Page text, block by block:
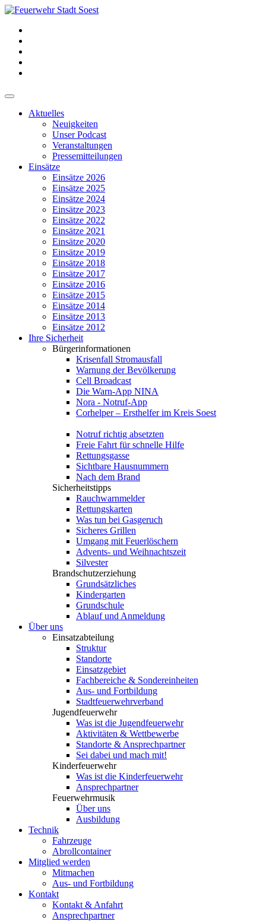
Aktuelles
Neuigkeiten
Unser Podcast
Veranstaltungen
Pressemitteilungen
Einsätze
Einsätze 2026
Einsätze 2025
Einsätze 2024
Einsätze 2023
Einsätze 2022
Einsätze 2021
Einsätze 2020
Einsätze 2019
Einsätze 2018
Einsätze 2017
Einsätze 2016
Einsätze 2015
Einsätze 2014
Einsätze 2013
Einsätze 2012
Ihre Sicherheit
Bürgerinformationen
Krisenfall Stromausfall
Warnung der Bevölkerung
Cell Broadcast
Die Warn-App NINA
Nora - Notruf-App
Corhelper – Ersthelfer im Kreis Soest
Notruf richtig absetzten
Freie Fahrt für schnelle Hilfe
Rettungsgasse
Sichtbare Hausnummern
Nach dem Brand
Sicherheitstipps
Rauchwarnmelder
Rettungskarten
Was tun bei Gasgeruch
Sicheres Grillen
Umgang mit Feuerlöschern
Advents- und Weihnachtszeit
Silvester
Brandschutzerziehung
Grundsätzliches
Kindergarten
Grundschule
Ablauf und Anmeldung
Über uns
Einsatzabteilung
Struktur
Standorte
Einsatzgebiet
Fachbereiche & Sondereinheiten
Aus- und Fortbildung
Stadtfeuerwehrverband
Jugendfeuerwehr
Was ist die Jugendfeuerwehr
Aktivitäten & Wettbewerbe
Standorte & Ansprechpartner
Sei dabei und mach mit!
Kinderfeuerwehr
Was ist die Kinderfeuerwehr
Ansprechpartner
Feuerwehrmusik
Über uns
Ausbildung
Technik
Fahrzeuge
Abrollcontainer
Mitglied werden
Mitmachen
Aus- und Fortbildung
Kontakt
Kontakt & Anfahrt
Ansprechpartner